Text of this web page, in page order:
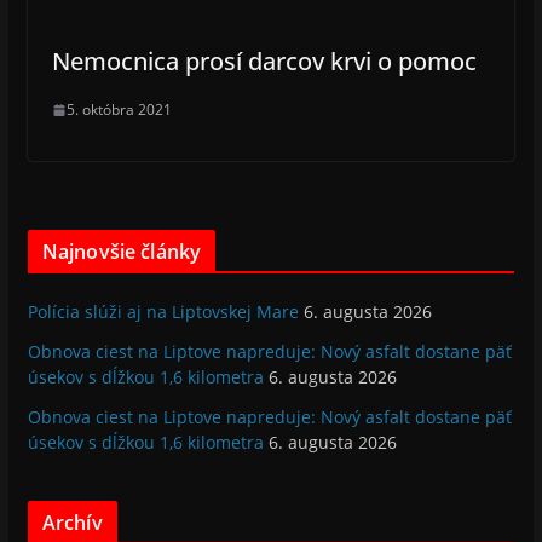
Nemocnica prosí darcov krvi o pomoc
5. októbra 2021
Najnovšie články
Polícia slúži aj na Liptovskej Mare 6. augusta 2026
Obnova ciest na Liptove napreduje: Nový asfalt dostane päť
úsekov s dĺžkou 1,6 kilometra 6. augusta 2026
Obnova ciest na Liptove napreduje: Nový asfalt dostane päť
úsekov s dĺžkou 1,6 kilometra 6. augusta 2026
Archív